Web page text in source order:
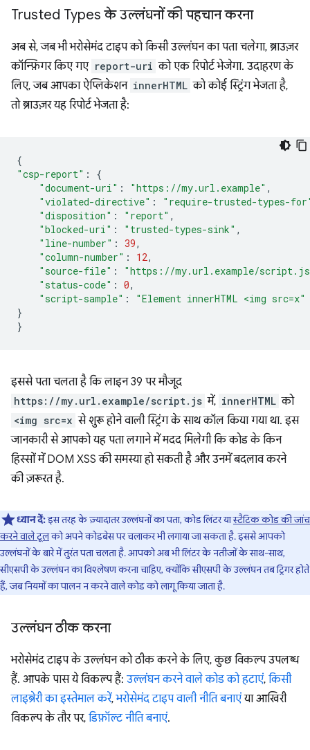
Trusted Types के उल्लंघनों की पहचान करना
अब से, जब भी भरोसेमंद टाइप को किसी उल्लंघन का पता चलेगा, ब्राउज़र
कॉन्फ़िगर किए गए report-uri को एक रिपोर्ट भेजेगा. उदाहरण के
लिए, जब आपका ऐप्लिकेशन innerHTML को कोई स्ट्रिंग भेजता है,
तो ब्राउज़र यह रिपोर्ट भेजता है:
{
"csp-report" :
{
"document-uri" : "https://my.url.example" ,
"violated-directive" :
"require-trusted-types-
"disposition" : "report" ,
"blocked-uri" : "trusted-types-sink" ,
"line-number" : 39,
"column-number" : 12,
"source-file" :
"https://my.url.example/
"status-code" : 0,
"script-sample" :
"Element innerHTML <img src=x"
}
}
इससे पता चलता है कि लाइन 39 पर मौजूद
https://my.url.example/script.js में, innerHTML को
<img src=x से शुरू होने वाली स्ट्रिंग के साथ कॉल किया गया था. इस
जानकारी से आपको यह पता लगाने में मदद मिलेगी कि कोड के किन
हिस्सों में DOM XSS की समस्या हो सकती है और उनमें बदलाव करने
की ज़रूरत है.
ध्यान दें:इस तरह के ज़्यादातर उल्लंघनों का पता, कोड लिंटर यास्टैटिक कोड की जांच
करने वाले टूलको अपने कोडबेस पर चलाकर भी लगाया जा सकता है. इससे आपको
उल्लंघनों के बारे में तुरंत पता चलता है. आपको अब भी लिंटर के नतीजों के साथ-साथ,
सीएसपी के उल्लंघन का विश्लेषण करना चाहिए, क्योंकि सीएसपी के उल्लंघन तब ट्रिगर होते
हैं, जब नियमों का पालन न करने वाले कोड को लागू किया जाता है.
उल्लंघन ठीक करना
भरोसेमंद टाइप के उल्लंघन को ठीक करने के लिए, कुछ विकल्प उपलब्ध
हैं. आपके पास ये विकल्प हैं: उल्लंघन करने वाले कोड को हटाएं, किसी
लाइब्रेरी का इस्तेमाल करें,भरोसेमंद टाइप वाली नीति बनाएंया आखिरी
विकल्प के तौर पर, डिफ़ॉल्ट नीति बनाएं.